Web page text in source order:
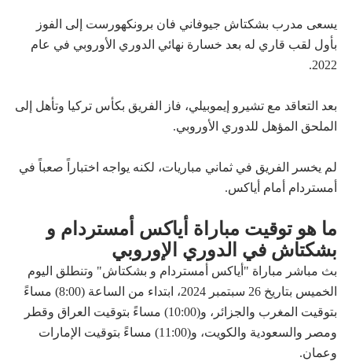
يسعى مدرب بشكتاش جيوفاني فان برونكهورست إلى الفوز
بأول لقب قاري له بعد خسارة نهائي الدوري الأوروبي في عام
2022.
بعد التعاقد مع تشيرو إيموبيلي، فاز الفريق بكأس تركيا وتأهل إلى
الملحق المؤهل للدوري الأوروبي.
لم يخسر الفريق في ثماني مباريات، لكنه يواجه اختباراً صعباً في
أمستردام أمام أياكس.
ما هو توقيت مباراة أياكس أمستردام و
بشكتاش في الدوري الإوروبي
بث مباشر مباراة "أياكس أمستردام و بشكتاش" وتنطلق اليوم
الخميس بتاريخ 26 سبتمبر 2024، ابتداء من الساعة (8:00) مساءً
بتوقيت المغرب والجزائر، و(10:00) مساءً بتوقيت العراق وقطر
ومصر والسعودية والكويت، و(11:00) مساءً بتوقيت الإمارات
وعمان.